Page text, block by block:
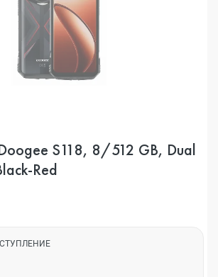
S118, 8/512 GB, Dual
Red